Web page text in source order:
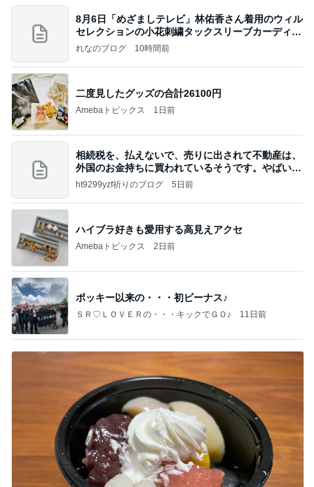
8月6日「めざましテレビ」林佑香さん着用のウィル
セレクションの小花刺繍タックスリーブカーディガ
ン
れなのブログ 10時間前
二度見したグッズの合計26100円
Amebaトピックス 1日前
相続税を、払えないで、売りに出されて不動産は、
外国のお金持ちに買われているそうです。やばいで
すよ
ht9299yzf祈りのブログ 5日前
ハイブラ好きも愛用する高見えアクセ
Amebaトピックス 2日前
ポッキー以来の・・・初ビーナス♪
ＳＲ♡ＬＯＶＥＲの・・・キックでＧＯ♪ 11日前